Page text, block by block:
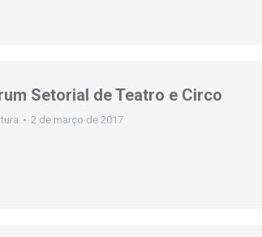
Setorial de Teatro e Circo
2 de março de 2017